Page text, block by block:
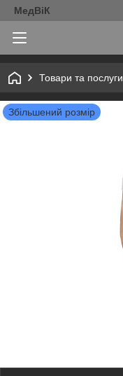
МедВіК
Товари та послуги
Збільшений розмір